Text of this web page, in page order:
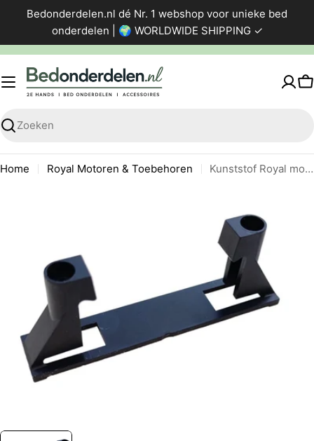
de
inhoud
Bedonderdelen.nl dé Nr. 1 webshop voor unieke bed
onderdelen | 🌍 WORLDWIDE SHIPPING ✓
Zoeken
Home Royal Motoren & Toebehoren
Kunststof Royal motor beugel
0 zichtbaar in de afbeeldingen